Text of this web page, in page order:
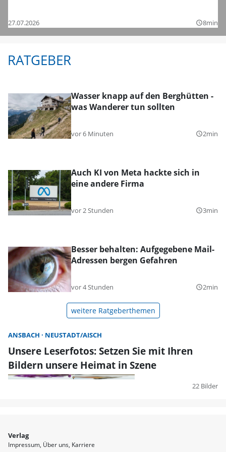
27.07.2026 query_builder8min
RATGEBER
Wasser knapp auf den Berghütten -
was Wanderer tun sollten
vor 6 Minuten query_builder2min
Auch KI von Meta hackte sich in
eine andere Firma
vor 2 Stunden query_builder3min
Besser behalten: Aufgegebene Mail-
Adressen bergen Gefahren
vor 4 Stunden query_builder2min
weitere Ratgeberthemen
ANSBACH NEUSTADT/AISCH
Unsere Leserfotos: Setzen Sie mit Ihren
Bildern unsere Heimat in Szene
22 Bilder
Verlag
Impressum Über uns Karriere